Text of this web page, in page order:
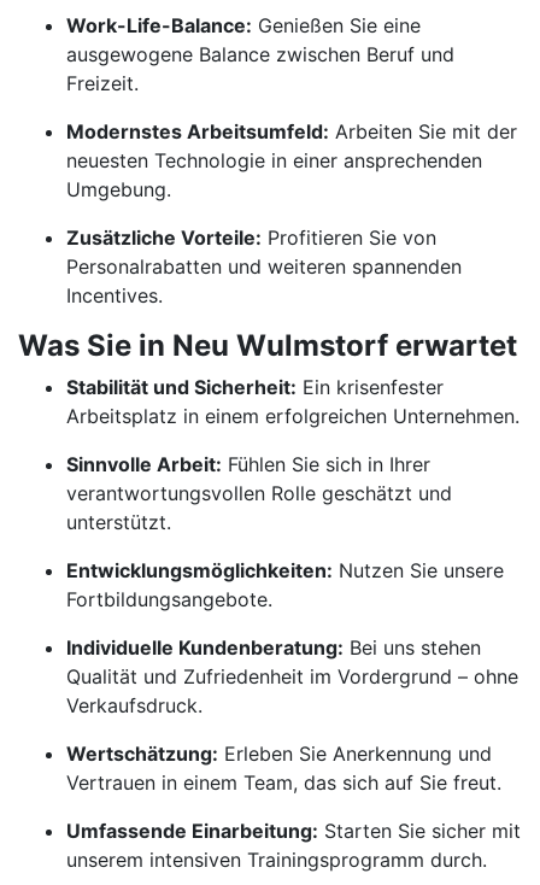
Work-Life-Balance: Genießen Sie eine
ausgewogene Balance zwischen Beruf und
Freizeit.
Modernstes Arbeitsumfeld: Arbeiten Sie mit der
neuesten Technologie in einer ansprechenden
Umgebung.
Zusätzliche Vorteile: Profitieren Sie von
Personalrabatten und weiteren spannenden
Incentives.
Was Sie in Neu Wulmstorf erwartet
Stabilität und Sicherheit: Ein krisenfester
Arbeitsplatz in einem erfolgreichen Unternehmen.
Sinnvolle Arbeit: Fühlen Sie sich in Ihrer
verantwortungsvollen Rolle geschätzt und
unterstützt.
Entwicklungsmöglichkeiten: Nutzen Sie unsere
Fortbildungsangebote.
Individuelle Kundenberatung: Bei uns stehen
Qualität und Zufriedenheit im Vordergrund – ohne
Verkaufsdruck.
Wertschätzung: Erleben Sie Anerkennung und
Vertrauen in einem Team, das sich auf Sie freut.
Umfassende Einarbeitung: Starten Sie sicher mit
unserem intensiven Trainingsprogramm durch.